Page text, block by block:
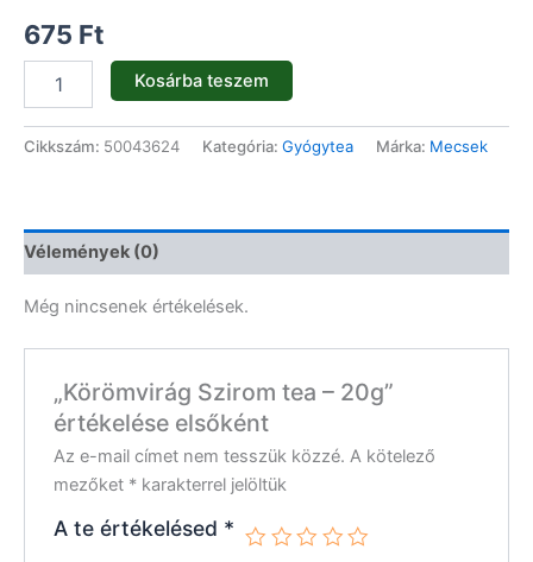
675 Ft
Kosárba teszem
Cikkszám: 50043624 Kategória: Gyógytea Márka: Mecsek
Vélemények (0)
Még nincsenek értékelések.
„Körömvirág Szirom tea – 20g”
értékelése elsőként
Az e-mail címet nem tesszük közzé. A kötelező
mezőket * karakterrel jelöltük
A te értékelésed *